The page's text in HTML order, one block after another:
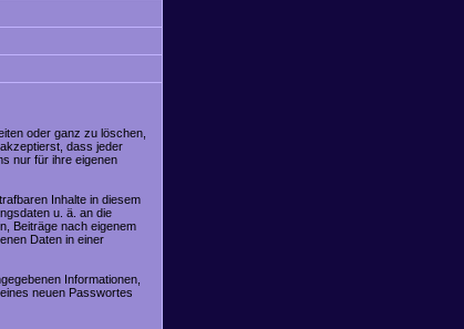
oder ganz zu löschen,
dass jeder
nur für ihre eigenen
Inhalte in diesem
u. ä. an die
Beiträge nach eigenem
Daten in einer
Informationen,
neuen Passwortes